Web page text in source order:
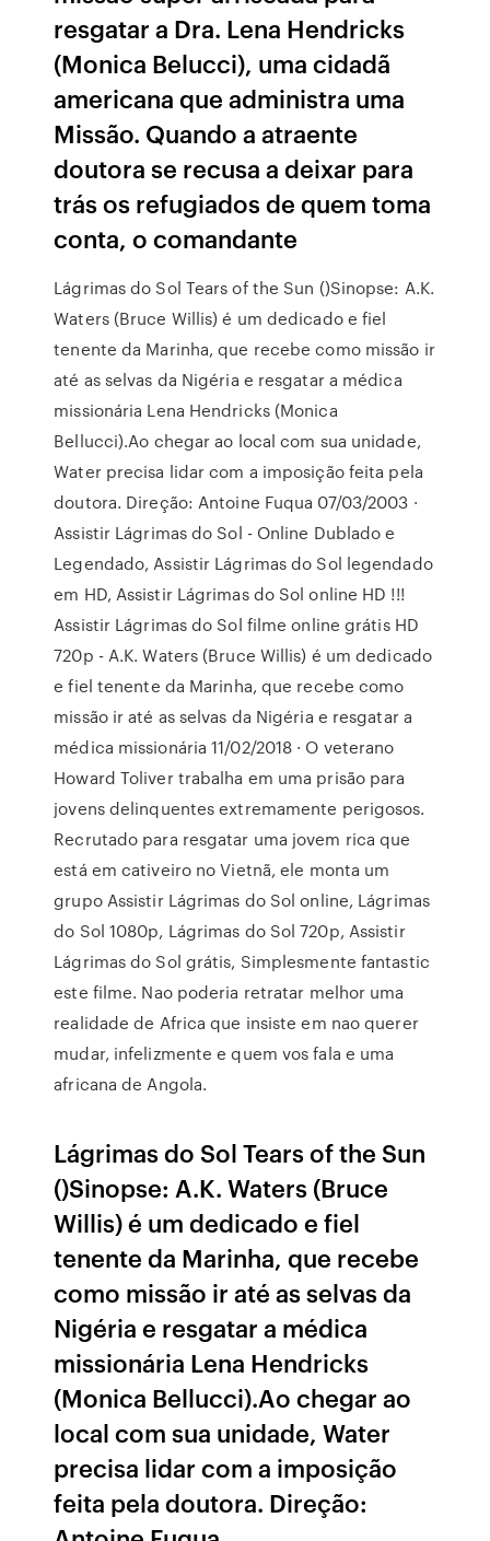
resgatar a Dra. Lena Hendricks
(Monica Belucci), uma cidadã
americana que administra uma
Missão. Quando a atraente
doutora se recusa a deixar para
trás os refugiados de quem toma
conta, o comandante
Lágrimas do Sol Tears of the Sun ()Sinopse: A.K.
Waters (Bruce Willis) é um dedicado e fiel
tenente da Marinha, que recebe como missão ir
até as selvas da Nigéria e resgatar a médica
missionária Lena Hendricks (Monica
Bellucci).Ao chegar ao local com sua unidade,
Water precisa lidar com a imposição feita pela
doutora. Direção: Antoine Fuqua 07/03/2003 ·
Assistir Lágrimas do Sol - Online Dublado e
Legendado, Assistir Lágrimas do Sol legendado
em HD, Assistir Lágrimas do Sol online HD !!!
Assistir Lágrimas do Sol filme online grátis HD
720p - A.K. Waters (Bruce Willis) é um dedicado
e fiel tenente da Marinha, que recebe como
missão ir até as selvas da Nigéria e resgatar a
médica missionária 11/02/2018 · O veterano
Howard Toliver trabalha em uma prisão para
jovens delinquentes extremamente perigosos.
Recrutado para resgatar uma jovem rica que
está em cativeiro no Vietnã, ele monta um
grupo Assistir Lágrimas do Sol online, Lágrimas
do Sol 1080p, Lágrimas do Sol 720p, Assistir
Lágrimas do Sol grátis, Simplesmente fantastic
este filme. Nao poderia retratar melhor uma
realidade de Africa que insiste em nao querer
mudar, infelizmente e quem vos fala e uma
africana de Angola.
Lágrimas do Sol Tears of the Sun
()Sinopse: A.K. Waters (Bruce
Willis) é um dedicado e fiel
tenente da Marinha, que recebe
como missão ir até as selvas da
Nigéria e resgatar a médica
missionária Lena Hendricks
(Monica Bellucci).Ao chegar ao
local com sua unidade, Water
precisa lidar com a imposição
feita pela doutora. Direção: